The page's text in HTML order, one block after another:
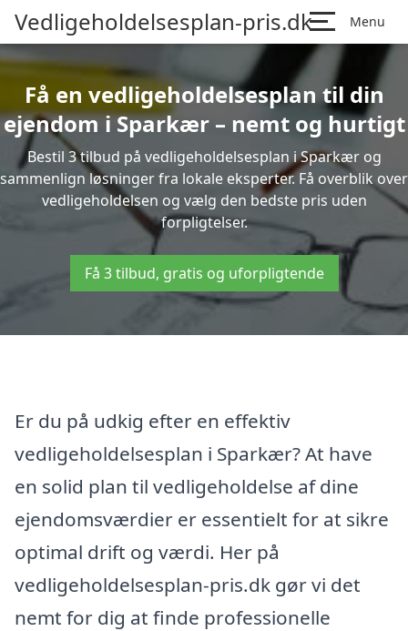
Vedligeholdelsesplan-pris.dk Menu
Få en vedligeholdelsesplan til din
ejendom i Sparkær – nemt og hurtigt
Bestil 3 tilbud på vedligeholdelsesplan i Sparkær og
sammenlign løsninger fra lokale eksperter. Få overblik over
vedligeholdelsen og vælg den bedste pris uden
forpligtelser.
Få 3 tilbud, gratis og uforpligtende
Er du på udkig efter en effektiv
vedligeholdelsesplan i Sparkær? At have
en solid plan til vedligeholdelse af dine
ejendomsværdier er essentielt for at sikre
optimal drift og værdi. Her på
vedligeholdelsesplan-pris.dk gør vi det
nemt for dig at finde professionelle